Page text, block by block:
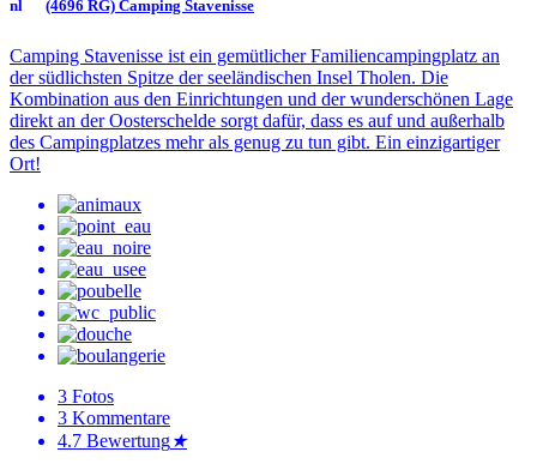
(4696 RG) Camping Stavenisse
Camping Stavenisse ist ein gemütlicher Familiencampingplatz an
der südlichsten Spitze der seeländischen Insel Tholen. Die
Kombination aus den Einrichtungen und der wunderschönen Lage
direkt an der Oosterschelde sorgt dafür, dass es auf und außerhalb
des Campingplatzes mehr als genug zu tun gibt. Ein einzigartiger
Ort!
3 Fotos
3 Kommentare
4.7 Bewertung★